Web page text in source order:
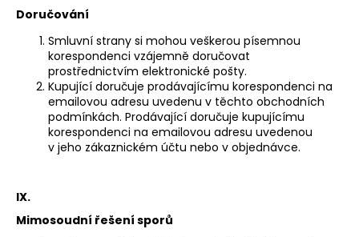
Doručování
Smluvní strany si mohou veškerou písemnou
korespondenci vzájemně doručovat
prostřednictvím elektronické pošty.
Kupující doručuje prodávajícímu korespondenci na
emailovou adresu uvedenu v těchto obchodních
podmínkách. Prodávající doručuje kupujícímu
korespondenci na emailovou adresu uvedenou
v jeho zákaznickém účtu nebo v objednávce.
IX.
Mimosoudní řešení sporů